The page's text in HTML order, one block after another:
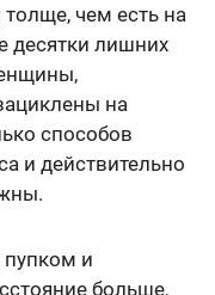
чем есть на
десятки лишних
на
способов
и действительно
и
больше,